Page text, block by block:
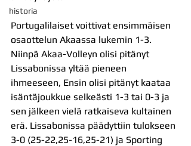
historia
Portugalilaiset voittivat ensimmäisen
osaottelun Akaassa lukemin 1-3.
Niinpä Akaa-Volleyn olisi pitänyt
Lissabonissa yltää pieneen
ihmeeseen, Ensin olisi pitänyt kaataa
isäntäjoukkue selkeästi 1-3 tai 0-3 ja
sen jälkeen vielä ratkaiseva kultainen
erä. Lissabonissa päädyttiin tulokseen
3-0 (25-22,25-16,25-21) ja Sporting